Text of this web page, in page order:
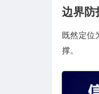
边界防
既然定位
撑。